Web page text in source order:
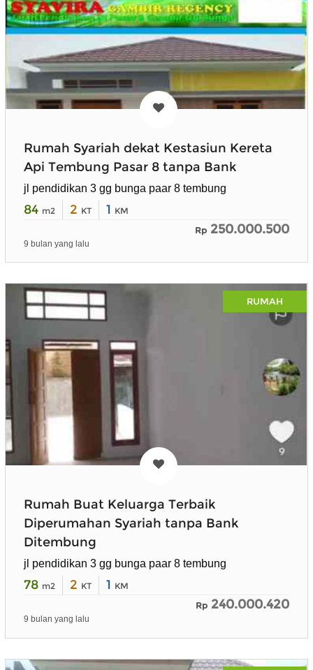
Rumah Syariah dekat Kestasiun Kereta
Api Tembung Pasar 8 tanpa Bank
jl pendidikan 3 gg bunga paar 8 tembung
84 m2 2 KT 1 KM
Rp 250.000.500
9 bulan yang lalu
RUMAH
Rumah Buat Keluarga Terbaik
Diperumahan Syariah tanpa Bank
Ditembung
jl pendidikan 3 gg bunga paar 8 tembung
78 m2 2 KT 1 KM
Rp 240.000.420
9 bulan yang lalu